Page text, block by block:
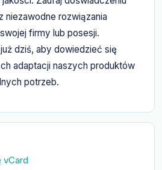
niezawodne rozwiązania
firmy lub posesji.
dziś, aby dowiedzieć się
adaptacji naszych produktów
potrzeb.
vCard